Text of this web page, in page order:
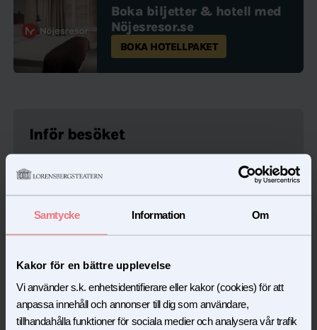
Samtycke Information Om
Kakor för en bättre upplevelse
Vi använder s.k. enhetsidentifierare eller kakor (cookies) för att
anpassa innehåll och annonser till dig som användare,
tillhandahålla funktioner för sociala medier och analysera vår trafik
Boka biljetter & hotell med
Nöjesresor.se​​​​‌ ‍ ​‍​‍‌‍ ‌ ​‍‌‍‍‌‌‍‌ ‌‍‍‌‌‍ ‍​‍​‍​ ‍‍​‍​‍‌ ​ ‌‍​‌‌‍ ‍‌‍‍‌‌ ‌​‌ ‍‌​‍ ‍‌‍‍‌‌‍ ​‍​‍​‍ ​​‍​‍‌‍‍​‌ ​‍‌‍‌‌‌‍‌‍​‍​‍​ ‍‍​‍​‍​‍ ‌ ​ ‌ ‌​‌ ‌‌‌‍‌​‌‍‍‌‌‍ ​‍ ‌‍‍‌‌‍ ‍‌ ‌​‌‍‌‌‌‍ ‍‌ ‌​​‍ ‌‍‌‌‌‍‌​‌‍‍‌‌ ‌​​‍ ‌‍ ‌‌‍ ‌‍‌​‌‍‌‌​ ‌‌ ​​‌ ​‍‌‍‌‌‌ ​ ‌‍‌‌‌‍ ‍‌ ‌​‌‍​‌‌ ‌​‌‍‍‌‌‍ ‌‍ ‍​ ‍ ‌‍‍‌‌‍‌​​ ‌​ ​​​ ‍‌​ ‌​‌‍​‍​ ‌​‌‍​‍‌‍​‍​ ​​​‍ ‌​ ‌ ‌‍​‍​ ​ ​ ‌​​‍ ‌​ ‌​‌‍​‍​ ‍‌‌‍​ ​‍ ‌​ ‍‌‌‍​‌‌‍‌​‌‍‌‍​‍ ‌​ ‌‌​ ‌ ​ ‍​​ ‍​​ ​​‌‍​‍‌‍​ ‌‍‌​​ ‌​‌‍‌‌‌‍‌‌​ ‌‌​ ‍ ‌ ‌​‌ ‍‌‌ ​​‌‍‌‌​ ‌‌ ​ ‌‍‍​‌‍ ‌ ‌ ​ ‍ ‌ ​​‌‍​‌‌ ‌​‌‍‍​​ ‌‌ ​​‌ ​‍‌‍ ‌‍ ‌‌‍ ‌ ‌​‌‍‍‌‌‍ ‌‍ ‍‌​ ​‌‍‍‌‌‍ ‍‌‍‍ ‌ ​ ​‍‌‌​ ‌‌‌​​‍‌‌ ‌‍‍ ‌‍‌‌‌ ‍‌​‍‌‌​ ​ ‌​‌​​‍‌‌​ ​ ‌​‌​​‍‌‌​ ​‍​ ​‍‌‍​‌‌‍​‌​ ‍​​ ‍‌‌‍‌​‌‍‌‌‌‍‌‍​ ‍‌​ ‌‌‌‍‌‌​ ‍‌​ ​​​‍‌‌​ ​‍​ ​‍​‍‌‌​ ‌‌‌​‌​​‍ ‍‌‍ ​‌‍‍‌‌‍ ‍‌‍‍ ​‍ ‍‌‍ ​‌‍​‌‌‍​‍‌‍‌‌‌‍ ​​ ‌‍​‍‌‍​‌‌ ​ ‌‍‌‌‌‌‌‌‌ ​‍‌‍ ​​ ‌​‍‌‌​ ​‍‌​‌‍‌ ​ ‌ ‌​‌ ‌‌‌‍‌​‌‍‍‌‌‍ ​‍‌‍‌‍‍‌‌‍‌​​ ‌​ ​​​ ‍‌​ ‌​‌‍​‍​ ‌​‌‍​‍‌‍​‍​ ​​​‍ ‌​ ‌ ‌‍​‍​ ​ ​ ‌​​‍ ‌​ ‌​‌‍​‍​ ‍‌‌‍​ ​‍ ‌​ ‍‌‌‍​‌‌‍‌​‌‍‌‍​‍ ‌​ ‌‌​ ‌ ​ ‍​​ ‍​​ ​​‌‍​‍‌‍​ ‌‍‌​​ ‌​‌‍‌‌‌‍‌‌​ ‌‌​‍‌‍‌ ‌​‌ ‍‌‌ ​​‌‍‌‌​ ‌‌ ​ ‌‍‍​‌‍ ‌ ‌ ​‍‌‍‌ ​​‌‍​‌‌ ‌​‌‍‍​​ ‌‌ ​​‌ ​‍‌‍ ‌‍ ‌‌‍ ‌ ‌​‌‍‍‌‌‍ ‌‍ ‍‌​ ​‌‍‍‌‌‍ ‍‌‍‍ ‌ ​ ​‍‌‌​ ‌‌‌​​‍‌‌ ‌‍‍ ‌‍‌‌‌ ‍‌​‍‌‌​ ​ ‌​‌​​‍‌‌​ ​ ‌​‌​​‍‌‌​ ​‍​ ​‍‌‍​‌‌‍​‌​ ‍​​ ‍‌‌‍‌​‌‍‌‌‌‍‌‍​ ‍‌​ ‌‌‌‍‌‌​ ‍‌​ ​​​‍‌‌​ ​‍​ ​‍​‍‌‌​ ‌‌‌​‌​​‍ ‍‌‍ ​‌‍‍‌‌‍ ‍‌‍‍ ​‍ ‍‌‍ ​‌‍​‌‌‍​‍‌‍‌‌‌‍ ​​‍‌‍‌ ​​‌‍‌‌‌ ​‍‌ ​ ‌ ​​‌‍‌‌‌‍​ ‌ ‌​‌‍‍‌‌ ‌‍‌‍‌‌​ ‌‌ ​​‌ ‌‌‌‍​‍‌‍ ​‌‍‍‌‌ ​ ‌‍‍​‌‍‌‌‌‍‌​​‍​‍‌ ‌
BOKA HOTELLPAKET
Inför besöket
Föreställningslängd
Spelas
Från 5 år beroende på barnets teatervana